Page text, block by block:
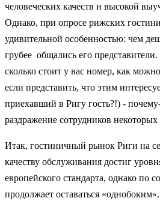
человеческих качеств и высокой
Однако, при опросе рижских
удивительной особенностью: чем
грубее общались его
сколько стоит у вас номер, как
если представить, что этим
приехавший в Ригу гость?!) -
раздражение сотрудников
Итак, гостиничный рынок Риги на
качеству обслуживания достиг
европейского стандарта, однако по
продолжает оставаться